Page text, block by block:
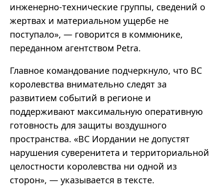
инженерно-технические группы, сведений о
жертвах и материальном ущербе не
поступало», — говорится в коммюнике,
переданном агентством Petra.
Главное командование подчеркнуло, что ВС
королевства внимательно следят за
развитием событий в регионе и
поддерживают максимальную оперативную
готовность для защиты воздушного
пространства. «ВС Иордании не допустят
нарушения суверенитета и территориальной
целостности королевства ни одной из
сторон», — указывается в тексте.